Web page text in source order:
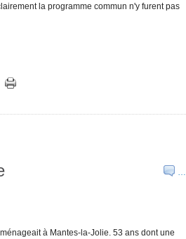
la programme commun n'y furent pas
…
à Mantes-la-Jolie. 53 ans dont une